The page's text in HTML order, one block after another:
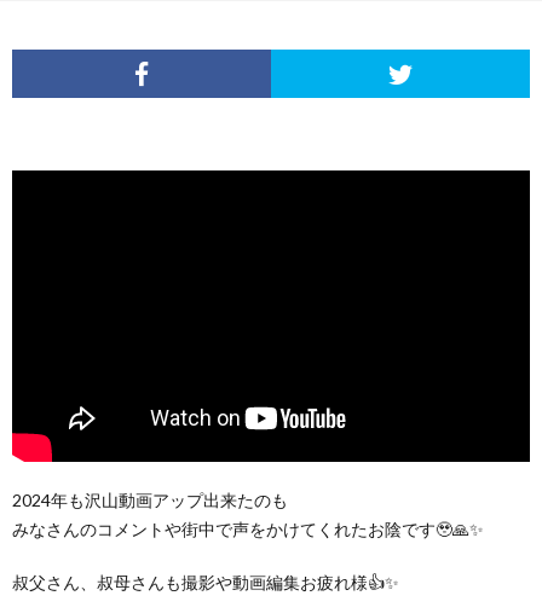
2024年も沢山動画アップ出来たのも
みなさんのコメントや街中で声をかけてくれたお陰です🥹🙏✨
叔父さん、叔母さんも撮影や動画編集お疲れ様👍✨